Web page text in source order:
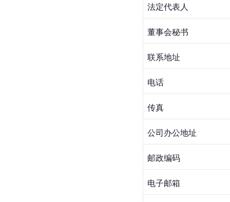
法定代表人
董事会秘书
联系地址
电话
传真
公司办公地址
邮政编码
电子邮箱